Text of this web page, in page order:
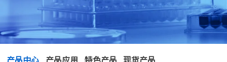
产品中心 产品应用 特色产品 现货产品